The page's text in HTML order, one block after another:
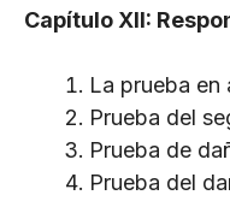
Capítulo XII:
La prueba en
Prueba del
Prueba de
Prueba del